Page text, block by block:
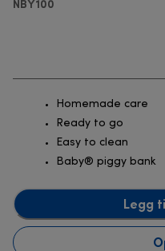
NBY100
Homemade care
Ready to go
Easy to clean
Baby® piggy bank
Legg